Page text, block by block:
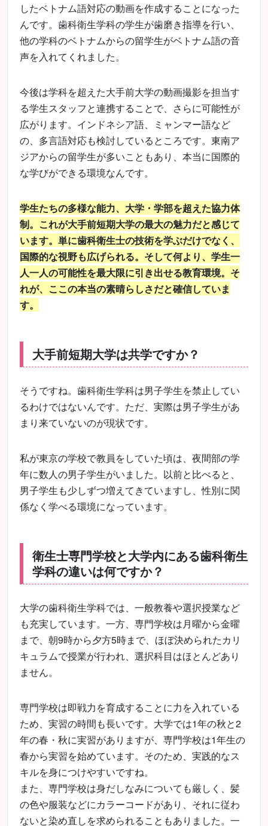
したベトナム語対応の動画を作成することになった
んです。歯科衛生学科の学生が歯磨き指導を行い、
他の学科のベトナムからの留学生がベトナム語の音
声を入れてくれました。
今後は学科を超えた大手前大学の動画撮影を担当す
る学生スタッフと連携することで、さらに可能性が
広がります。インドネシア語、ミャンマー語など
の、多言語対応も検討しているところです。東南ア
ジアからの留学生が多いこともあり、本当に国際的
な学びができる環境なんです。
学生たちの多様な能力、大学・学部を超えた協力体
制。これが大手前短期大学の最大の魅力だと感じて
います。単に歯科衛生士の技術を学ぶだけでなく、
国際的な視野も広げられる。そして何より、学生一
人一人の可能性を最大限に引き出せる教育環境。そ
れが、ここの本当の素晴らしさだと確信していま
す。
大手前短期大学は共学ですか？
そうですね。歯科衛生学科は男子学生を禁止してい
るわけではないんです。ただ、実際は男子学生があ
まり来ていないのが現状です。
私が東京の学校で教員をしていた頃は、夜間部の学
年に数人の男子学生がいました。以前と比べると、
男子学生も少しずつ増えてきていますし、性別に関
係なく学べる環境になっています。
衛生士専門学校と大学内にある歯科衛生
学科の違いは何ですか？
大学の歯科衛生学科では、一般教養や選択授業など
も充実しています。一方、専門学校は月曜から金曜
まで、朝9時から夕方5時まで、ほぼ決められたカリ
キュラムで授業が行われ、選択科目はほとんどあり
ません。
専門学校は即戦力を育成することに力を入れている
ため、実習の時間も長いです。大学では1年の秋と2
年の春・秋に実習がありますが、専門学校は1年生の
春から実習を始めています。そのため、実践的なス
キルを身につけやすいですね。
また、専門学校は身だしなみについても厳しく、髪
の色や服装などにカラーコードがあり、それに従わ
ないと染め直しを求められることもありました。一